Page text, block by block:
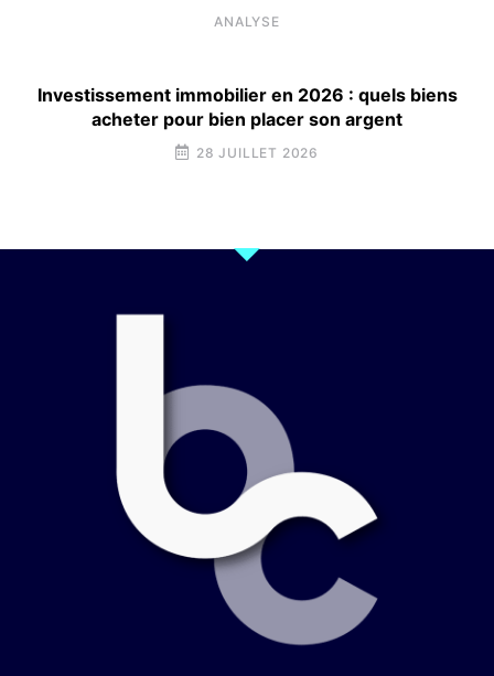
ANALYSE
Investissement immobilier en 2026 : quels biens
acheter pour bien placer son argent
28 JUILLET 2026